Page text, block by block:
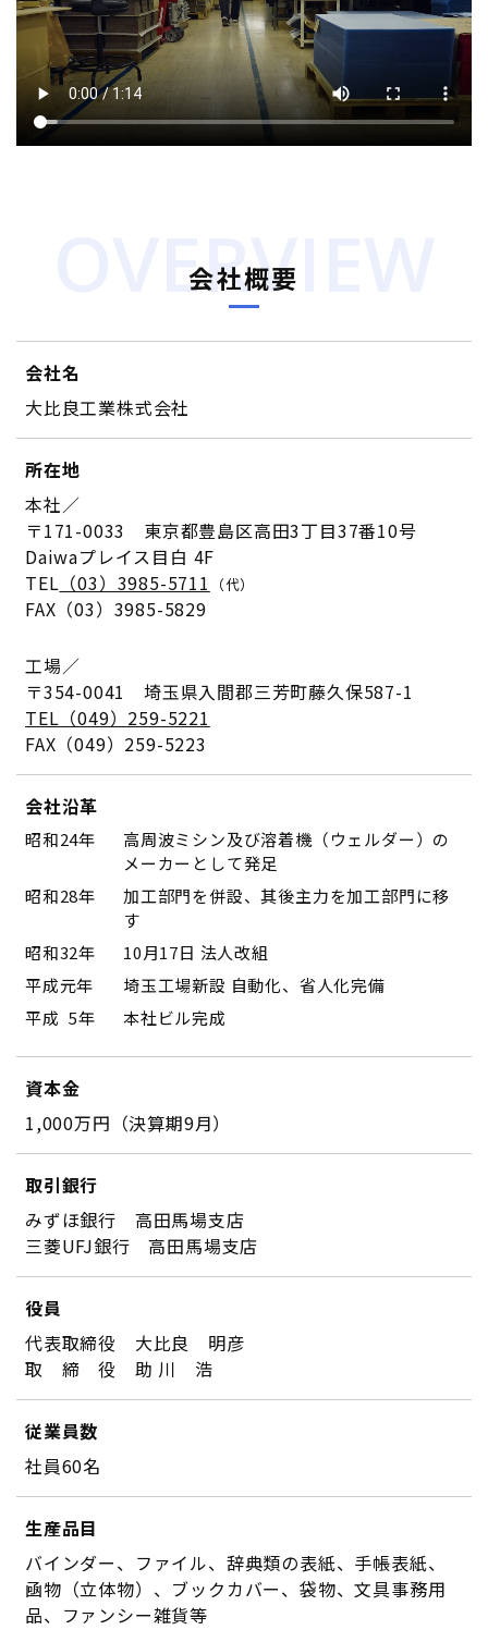
OVERVIEW
会社概要
会社名
大比良工業株式会社
所在地
本社／
〒171-0033 東京都豊島区高田3丁目37番10号
Daiwaプレイス目白 4F
TEL （03）3985-5711 （代）
FAX（03）3985-5829
工場／
〒354-0041 埼玉県入間郡三芳町藤久保587-1
TEL（049）259-5221
FAX（049）259-5223
会社沿革
昭和24年
高周波ミシン及び溶着機（ウェルダー）の
メーカーとして発足
昭和28年
加工部門を併設、其後主力を加工部門に移
す
昭和32年
10月17日 法人改組
平成元年
埼玉工場新設 自動化、省人化完備
平成 5年
本社ビル完成
資本金
1,000万円（決算期9月）
取引銀行
みずほ銀行 高田馬場支店
三菱UFJ銀行 高田馬場支店
役員
代表取締役 大比良 明彦
取 締 役 助 川 浩
従業員数
社員60名
生産品目
バインダー、ファイル、辞典類の表紙、手帳表紙、
凾物（立体物）、ブックカバー、袋物、文具事務用
品、ファンシー雑貨等